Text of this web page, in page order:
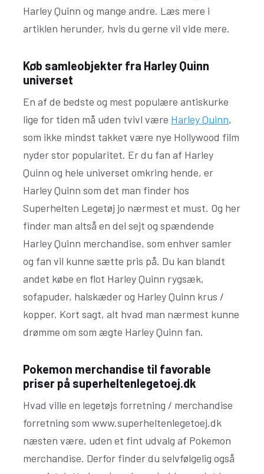
Harley Quinn og mange andre. Læs mere i
artiklen herunder, hvis du gerne vil vide mere.
Køb samleobjekter fra Harley Quinn
universet
En af de bedste og mest populære antiskurke
lige for tiden må uden tvivl være Harley Quinn,
som ikke mindst takket være nye Hollywood film
nyder stor popularitet. Er du fan af Harley
Quinn og hele universet omkring hende, er
Harley Quinn som det man finder hos
Superhelten Legetøj jo nærmest et must. Og her
finder man altså en del sejt og spændende
Harley Quinn merchandise, som enhver samler
og fan vil kunne sætte pris på. Du kan blandt
andet købe en flot Harley Quinn rygsæk,
sofapuder, halskæder og Harley Quinn krus /
kopper. Kort sagt, alt hvad man nærmest kunne
drømme om som ægte Harley Quinn fan.
Pokemon merchandise til favorable
priser på superheltenlegetoej.dk
Hvad ville en legetøjs forretning / merchandise
forretning som www.superheltenlegetoej.dk
næsten være, uden et fint udvalg af Pokemon
merchandise. Derfor finder du selvfølgelig også